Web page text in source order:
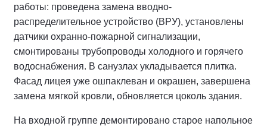
работы: проведена замена вводно-
распределительное устройство (ВРУ), установлены
датчики охранно-пожарной сигнализации,
смонтированы трубопроводы холодного и горячего
водоснабжения. В санузлах укладывается плитка.
Фасад лицея уже ошпаклеван и окрашен, завершена
замена мягкой кровли, обновляется цоколь здания.
На входной группе демонтировано старое напольное